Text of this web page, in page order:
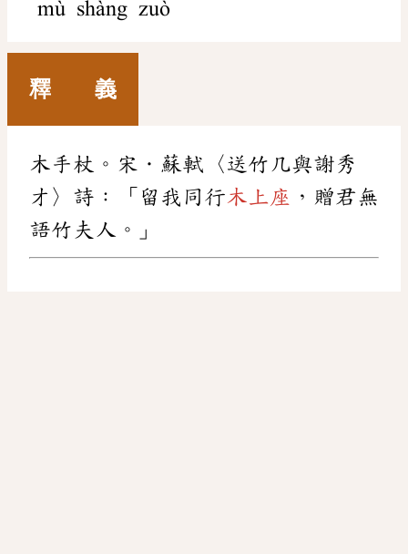
mù shàng zuò
釋 義
木手杖。宋．蘇軾〈送竹几與謝秀
才〉詩：「留我同行木上座 ，贈君無
語竹夫人。」